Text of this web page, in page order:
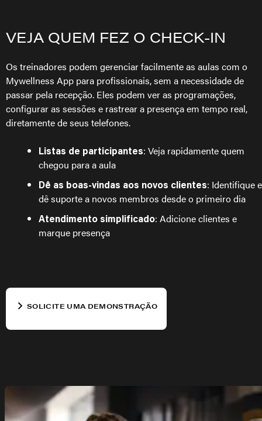
VEJA QUEM FEZ O CHECK-IN
Os treinadores podem gerenciar facilmente as aulas com o
Mywellness App para profissionais, sem a necessidade de
passar pela recepção. Eles podem ver as programações,
configurar as sessões e rastrear a presença em tempo real,
diretamente de seus telefones.
Listas de participantes: Veja rapidamente quem
chegou para a aula
Dê as boas-vindas aos novos clientes: Identifique e
dê suporte a novos membros desde o primeiro dia
Atendimento simplificado: Adicione clientes e
marque presença
SOLICITE UMA DEMONSTRAÇÃO